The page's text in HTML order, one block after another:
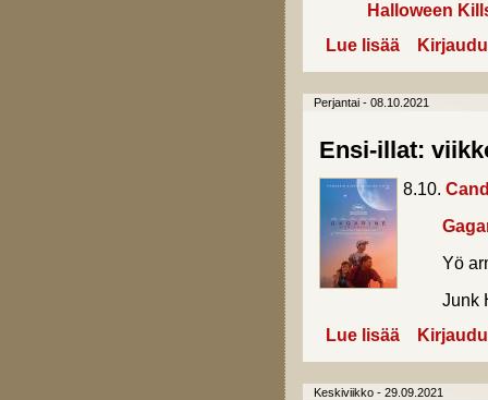
Halloween
Lue lisää about Ensi-
Perjantai - 08.10.2021
Ensi-illat:
8.10.
Yö
Junk
Lue lisää about Ensi-
Keskiviikko - 29.09.2021